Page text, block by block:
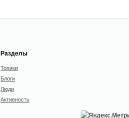
Разделы
Топики
Блоги
Люди
Активность